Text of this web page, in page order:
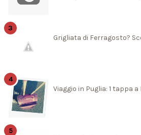
Grigliata di Ferragosto?
Viaggio in Puglia: 1 tappa a